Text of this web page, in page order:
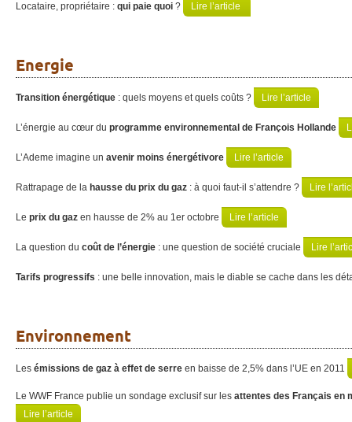
Locataire, propriétaire : qui paie quoi ? Lire l’article
Energie
Transition énergétique : quels moyens et quels coûts ? Lire l’article
L’énergie au cœur du programme environnemental de François Hollande
L’Ademe imagine un avenir moins énergétivore Lire l’article
Rattrapage de la hausse du prix du gaz : à quoi faut-il s’attendre ? Lire
Le prix du gaz en hausse de 2% au 1er octobre Lire l’article
La question du coût de l’énergie : une question de société cruciale Lire
Tarifs progressifs : une belle innovation, mais le diable se cache dans les
Environnement
Les émissions de gaz à effet de serre en baisse de 2,5% dans l’UE en 2011
Le WWF France publie un sondage exclusif sur les attentes des Français en
Lire l’article